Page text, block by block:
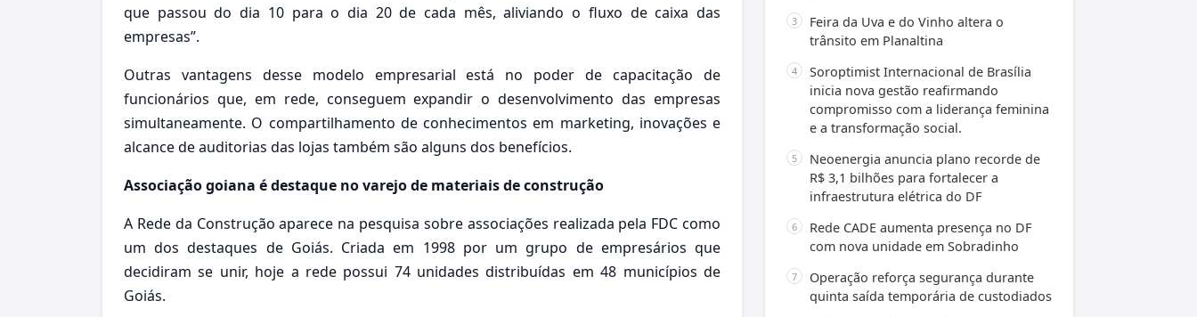
que passou do dia 10 para o dia 20 de cada mês, aliviando o fluxo de caixa das
empresas”.
Outras vantagens desse modelo empresarial está no poder de capacitação de
funcionários que, em rede, conseguem expandir o desenvolvimento das empresas
simultaneamente. O compartilhamento de conhecimentos em marketing, inovações e
alcance de auditorias das lojas também são alguns dos benefícios.
Associação goiana é destaque no varejo de materiais de construção
A Rede da Construção aparece na pesquisa sobre associações realizada pela FDC como
um dos destaques de Goiás. Criada em 1998 por um grupo de empresários que
decidiram se unir, hoje a rede possui 74 unidades distribuídas em 48 municípios de
Goiás.
Feira da Uva e do Vinho altera o
trânsito em Planaltina
Soroptimist Internacional de Brasília
inicia nova gestão reafirmando
compromisso com a liderança feminina
e a transformação social.
Neoenergia anuncia plano recorde de
R$ 3,1 bilhões para fortalecer a
infraestrutura elétrica do DF
Rede CADE aumenta presença no DF
com nova unidade em Sobradinho
Operação reforça segurança durante
quinta saída temporária de custodiados